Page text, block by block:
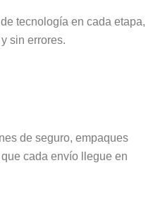
tecnología en cada etapa,
sin errores.
de seguro, empaques
cada envío llegue en